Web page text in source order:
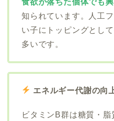
知られています。人工
い子にトッピングとし
多いです。
エネルギー代謝の向
ビタミンB群は糖質・